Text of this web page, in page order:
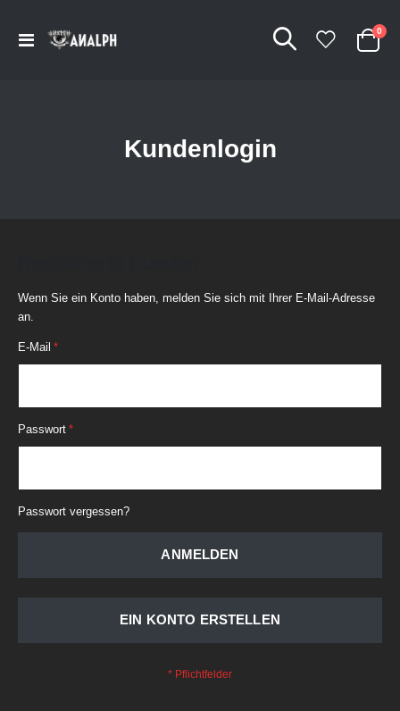
Navigation
Cart
0
Kundenlogin
Wenn Sie ein Konto haben, melden Sie sich mit Ihrer E-Mail-Adresse
an.
E-Mail
Passwort
Passwort vergessen?
ANMELDEN
EIN KONTO ERSTELLEN